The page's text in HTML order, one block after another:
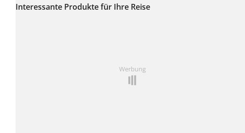
wurden bisher keine
Interessante Produkte für Ihre Reise
Werbung